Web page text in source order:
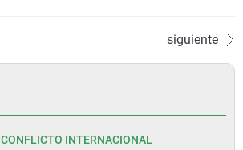
siguiente
CONFLICTO INTERNACIONAL